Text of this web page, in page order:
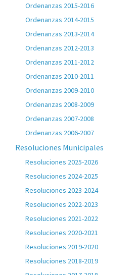
Ordenanzas 2015-2016
Ordenanzas 2014-2015
Ordenanzas 2013-2014
Ordenanzas 2012-2013
Ordenanzas 2011-2012
Ordenanzas 2010-2011
Ordenanzas 2009-2010
Ordenanzas 2008-2009
Ordenanzas 2007-2008
Ordenanzas 2006-2007
Resoluciones Municipales
Resoluciones 2025-2026
Resoluciones 2024-2025
Resoluciones 2023-2024
Resoluciones 2022-2023
Resoluciones 2021-2022
Resoluciones 2020-2021
Resoluciones 2019-2020
Resoluciones 2018-2019